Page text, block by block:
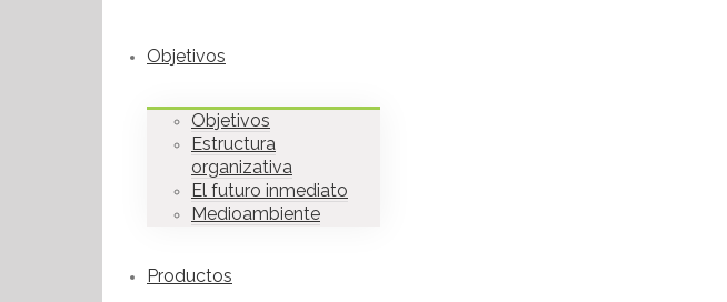
Objetivos
Objetivos
Estructura
organizativa
El futuro inmediato
Medioambiente
Productos